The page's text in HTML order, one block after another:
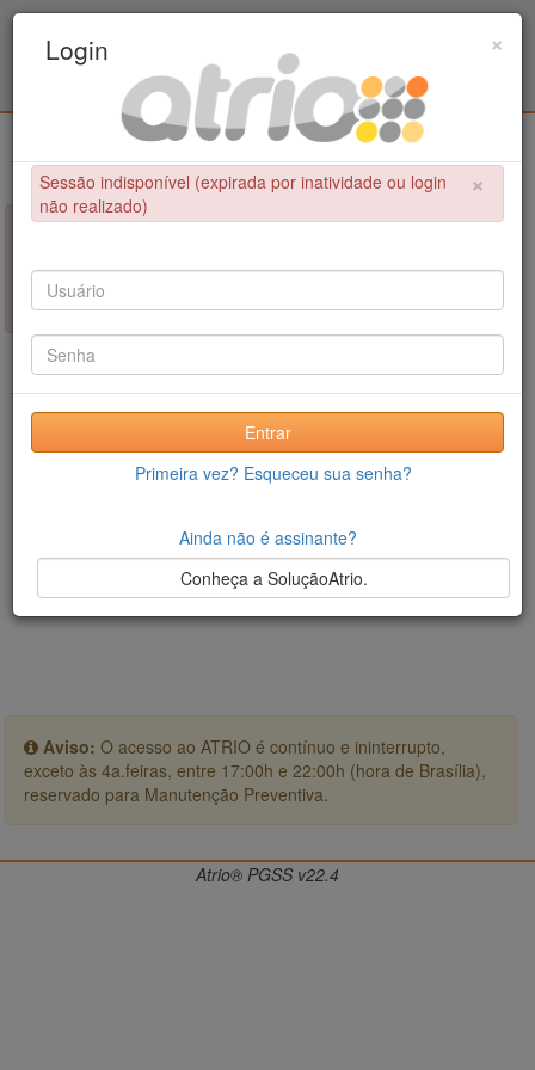
Metalúrgica e de Materiais - COPPE / UFRJ
×
NÃO FOI POSSÍVEL CONCLUIR A OPERAÇÃO
Sessão indisponível (expirada por inatividade ou login não
realizado)
Aviso: O acesso ao ATRIO é contínuo e ininterrupto,
exceto às 4a.feiras, entre 17:00h e 22:00h (hora de Brasília),
reservado para Manutenção Preventiva.
×
Login
×
Sessão indisponível (expirada por inatividade ou login
não realizado)
Entrar
Primeira vez? Esqueceu sua senha?
Ainda não é assinante?
Conheça a SoluçãoAtrio.
Atrio® PGSS v22.4